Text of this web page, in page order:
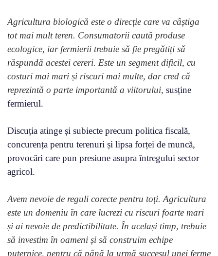
Agricultura biologică este o direcție care va câștiga
tot mai mult teren. Consumatorii caută produse
ecologice, iar fermierii trebuie să fie pregătiți să
răspundă acestei cereri. Este un segment dificil, cu
costuri mai mari și riscuri mai multe, dar cred că
reprezintă o parte importantă a viitorului, susține
fermierul.
Discuția atinge și subiecte precum politica fiscală,
concurența pentru terenuri și lipsa forței de muncă,
provocări care pun presiune asupra întregului sector
agricol.
Avem nevoie de reguli corecte pentru toți. Agricultura
este un domeniu în care lucrezi cu riscuri foarte mari
și ai nevoie de predictibilitate. În același timp, trebuie
să investim în oameni și să construim echipe
puternice, pentru că până la urmă succesul unei ferme